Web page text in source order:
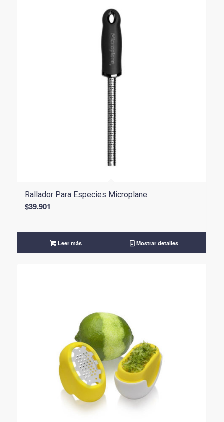
Rallador Para Especies Microplane
$39.901
Leer más Mostrar detalles